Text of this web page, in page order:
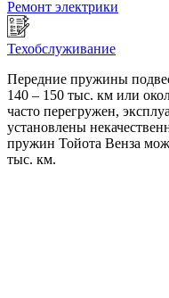
Ремонт электрики
Техобслуживание
Передние пружины
140 – 150 тыс. км или
часто перегружен,
установлены
пружин Тойота Венза
тыс. км.